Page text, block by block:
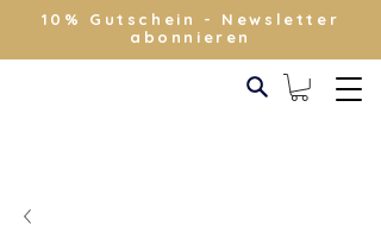
10% Gutschein - Newsletter
abonnieren